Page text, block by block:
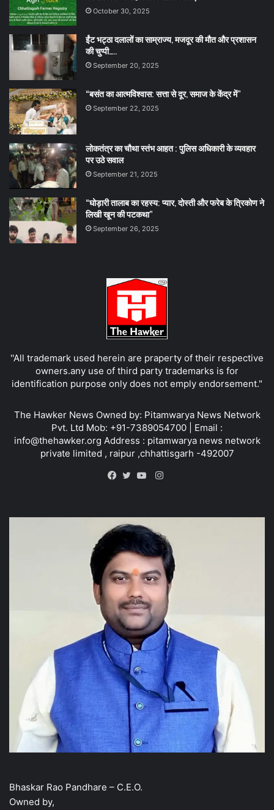
October 30, 2025
ईंट भट्ठा दलालों का साम्राज्य, मजदूर की मौत और प्रशासन
की चुप्पी…..
September 20, 2025
“बसंत का आत्मविश्वास: सत्ता से दूर, समाज के केंद्र में”
September 22, 2025
लोकतंत्र का चौथा स्तंभ आहत : पुलिस अधिकारी के व्यवहार
पर उठे सवाल
September 21, 2025
“घोड़ारी तालाब का रहस्य: प्यार, दोस्ती और फरेब के त्रिकोण ने
लिखी खून की पटकथा”
September 26, 2025
''All trademark used herein are praperty of their respective
owners.any use of third party trademarks is for
identification purpose only does not emply endorsement."
The Hawker News Owned by: Pitamwarya News Network
Pvt. Ltd Mob: +91-7389054700 | Email :
info@thehawker.org Address : pitamwarya news network
private limited , raipur ,chhattisgarh -492007
Instagram
Bhaskar Rao Pandhare – C.E.O.
Owned by,